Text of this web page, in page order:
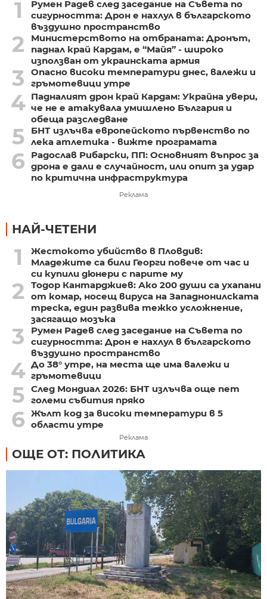
1
Румен Радев след заседание на Съвета по
сигурността: Дрон е нахлул в българското
въздушно пространство
2
Министерството на отбраната: Дронът,
паднал край Кардам, е “Майя” - широко
използван от украинската армия
3
Опасно високи температури днес, валежи и
гръмотевици утре
4 Падналият дрон край Кардам: Украйна увери,
че не е атакувала умишлено България и
обеща разследване
5
БНТ излъчва европейското първенство по
лека атлетика - вижте програмата
6
Радослав Рибарски, ПП: Основният въпрос за
дрона е дали е случайност, или опит за удар
по критична инфраструктура
Реклама
НАЙ-ЧЕТЕНИ
1
Жестокото убийство в Пловдив:
Младежите са били Георги повече от час и
си купили дюнери с парите му
2
Тодор Кантарджиев: Ако 200 души са ухапани
от комар, носещ вируса на Западнонилската
треска, един развива тежко усложнение,
засягащо мозъка
3
Румен Радев след заседание на Съвета по
сигурността: Дрон е нахлул в българското
въздушно пространство
4 До 38° утре, на места ще има валежи и
гръмотевици
5 След Мондиал 2026: БНТ излъчва още пет
големи събития пряко
6 Жълт код за високи температури в 5
области утре
Реклама
ОЩЕ ОТ: ПОЛИТИКА